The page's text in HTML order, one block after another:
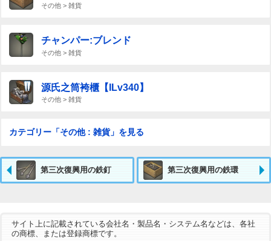
その他 > 雑貨
チャンパー:ブレンド
その他 > 雑貨
源氏之筒袴櫃【ILv340】
その他 > 雑貨
カテゴリー「その他 : 雑貨」を見る
第三次復興用の鉄釘 第三次復興用の鉄環
サイト上に記載されている会社名・製品名・システム名などは、各社
の商標、または登録商標です。